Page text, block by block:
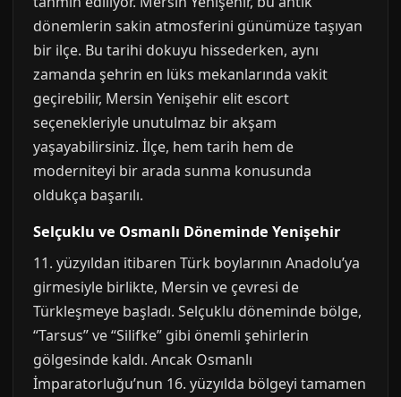
dönemlerin sakin atmosferini günümüze taşıyan
bir ilçe. Bu tarihi dokuyu hissederken, aynı
zamanda şehrin en lüks mekanlarında vakit
geçirebilir, Mersin Yenişehir elit escort
seçenekleriyle unutulmaz bir akşam
yaşayabilirsiniz. İlçe, hem tarih hem de
moderniteyi bir arada sunma konusunda
oldukça başarılı.
Selçuklu ve Osmanlı Döneminde Yenişehir
11. yüzyıldan itibaren Türk boylarının Anadolu’ya
girmesiyle birlikte, Mersin ve çevresi de
Türkleşmeye başladı. Selçuklu döneminde bölge,
“Tarsus” ve “Silifke” gibi önemli şehirlerin
gölgesinde kaldı. Ancak Osmanlı
İmparatorluğu’nun 16. yüzyılda bölgeyi tamamen